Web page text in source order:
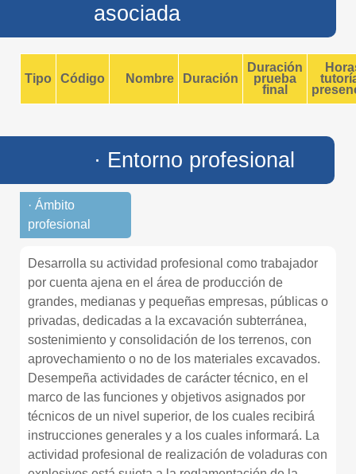
asociada
Tipo Código Nombre Duración
Duración
prueba
final
· Entorno profesional
· Ámbito
profesional
Desarrolla su actividad profesional como trabajador
por cuenta ajena en el área de producción de
grandes, medianas y pequeñas empresas, públicas o
privadas, dedicadas a la excavación subterránea,
sostenimiento y consolidación de los terrenos, con
aprovechamiento o no de los materiales excavados.
Desempeña actividades de carácter técnico, en el
marco de las funciones y objetivos asignados por
técnicos de un nivel superior, de los cuales recibirá
instrucciones generales y a los cuales informará. La
actividad profesional de realización de voladuras con